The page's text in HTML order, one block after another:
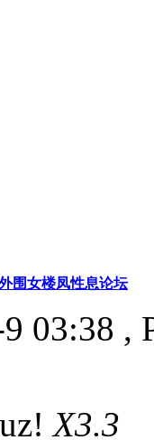
围女楼凤性息论坛
03:38 ,
X3.3